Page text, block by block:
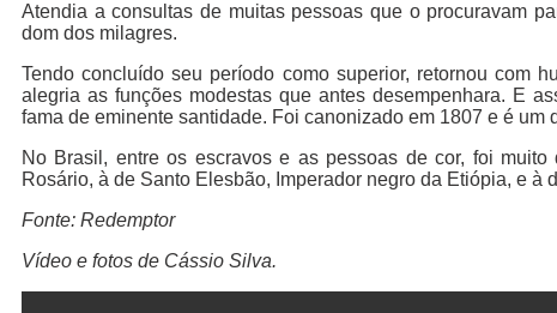
Atendia a consultas de muitas pessoas que o procuravam
dom dos milagres.
Tendo concluído seu período como superior, retornou com
alegria as funções modestas que antes desempenhara. E
fama de eminente santidade. Foi canonizado em 1807 e é um
No Brasil, entre os escravos e as pessoas de cor, foi
Rosário, à de Santo Elesbão, Imperador negro da Etiópia, e
Fonte: Redemptor
Vídeo e fotos de Cássio Silva.